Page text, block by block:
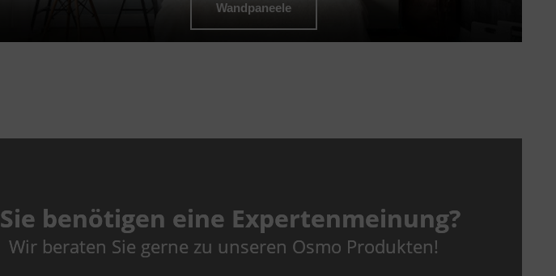
Sie benötigen eine Expertenmeinung?
Wir beraten Sie gerne zu unseren Osmo Produkten!
Wandpaneele